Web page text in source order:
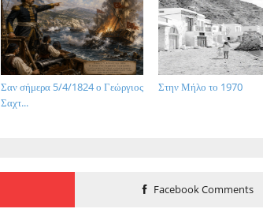
Στην Μήλο το 1970
Σαν σήμερα 5/4/1824 ο Γεώργιος
Σαχτ...
Facebook Comments